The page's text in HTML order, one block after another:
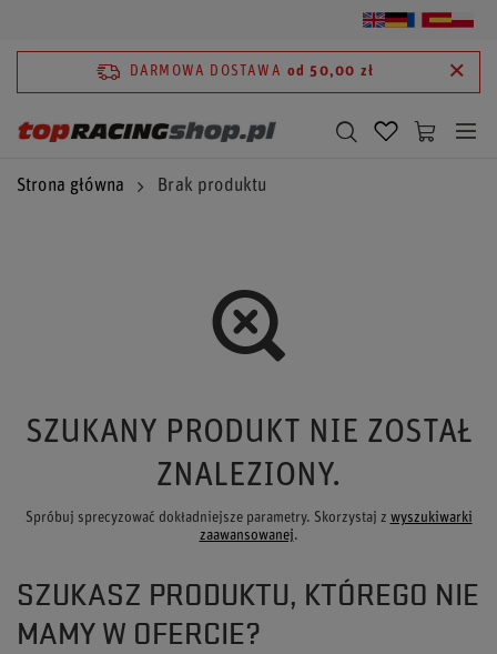
DARMOWA DOSTAWA od 50,00 zł
Strona główna Brak produktu
SZUKANY PRODUKT NIE ZOSTAŁ
ZNALEZIONY.
Spróbuj sprecyzować dokładniejsze parametry. Skorzystaj z wyszukiwarki
zaawansowanej.
SZUKASZ PRODUKTU, KTÓREGO NIE
MAMY W OFERCIE?